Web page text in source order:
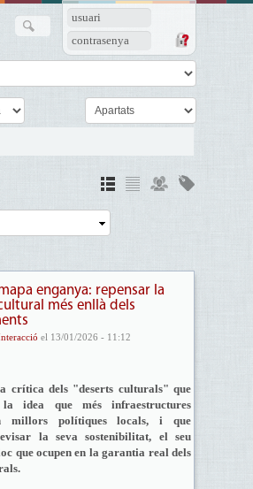
usuari
contrasenya
enganya: repensar la
més enllà dels
el 13/01/2026 - 11:12
crítica dels "deserts culturals" que
la idea que més infraestructures
millors polítiques locals, i que
la seva sostenibilitat, el seu
que ocupen en la garantia real dels